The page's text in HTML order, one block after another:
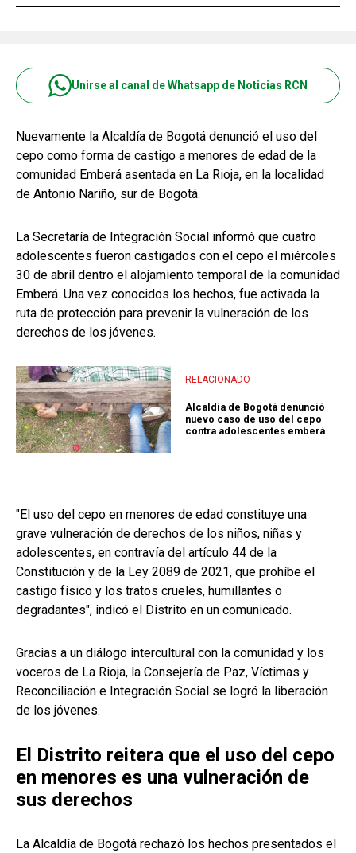
Unirse al canal de Whatsapp de Noticias RCN
Nuevamente la Alcaldía de Bogotá denunció el uso del
cepo como forma de castigo a menores de edad de la
comunidad Emberá asentada en La Rioja, en la localidad
de Antonio Nariño, sur de Bogotá.
La Secretaría de Integración Social informó que cuatro
adolescentes fueron castigados con el cepo el miércoles
30 de abril dentro el alojamiento temporal de la comunidad
Emberá. Una vez conocidos los hechos, fue activada la
ruta de protección para prevenir la vulneración de los
derechos de los jóvenes.
RELACIONADO
Alcaldía de Bogotá denunció
nuevo caso de uso del cepo
contra adolescentes emberá
"El uso del cepo en menores de edad constituye una
grave vulneración de derechos de los niños, niñas y
adolescentes, en contravía del artículo 44 de la
Constitución y de la Ley 2089 de 2021, que prohíbe el
castigo físico y los tratos crueles, humillantes o
degradantes", indicó el Distrito en un comunicado.
Gracias a un diálogo intercultural con la comunidad y los
voceros de La Rioja, la Consejería de Paz, Víctimas y
Reconciliación e Integración Social se logró la liberación
de los jóvenes.
El Distrito reitera que el uso del cepo
en menores es una vulneración de
sus derechos
La Alcaldía de Bogotá rechazó los hechos presentados el